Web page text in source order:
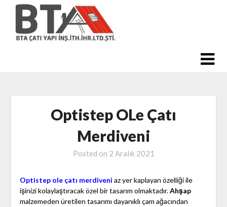
content
Optistep OLe Çatı
Merdiveni
Posted on 2 Aralık 2021
Optistep ole çatı merdiveni az yer kaplayan özelliği ile
işinizi kolaylaştıracak özel bir tasarım olmaktadır.Ahşap
malzemeden üretilen tasarımı dayanıklı çam ağacından